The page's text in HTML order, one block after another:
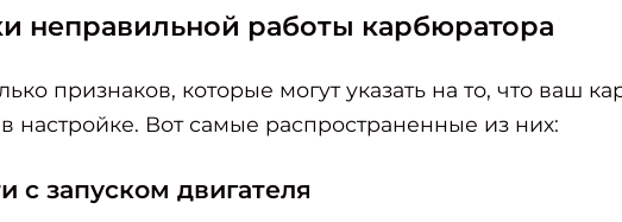
неправильной работы карбюратора
признаков, которые могут указать на то, что ваш
настройке. Вот самые распространенные из них:
с запуском двигателя